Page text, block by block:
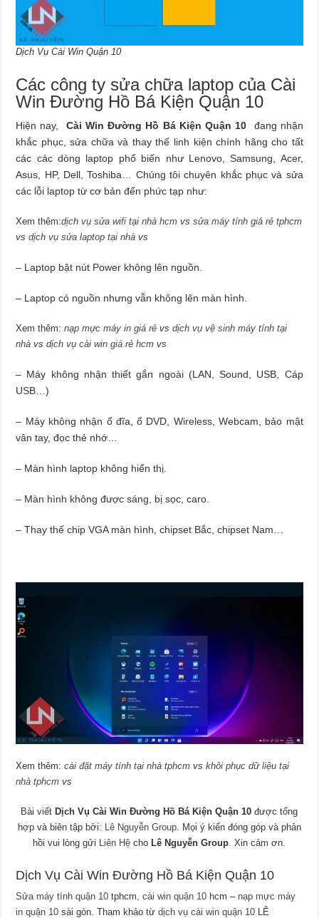
Dịch Vụ Cài Win Quận 10
Các công ty sửa chữa laptop của Cài
Win Đường Hồ Bá Kiện Quận 10
Hiện nay, Cài Win Đường Hồ Bá Kiện Quận 10
đang nhận
khắc phục, sửa chữa và thay thế linh kiện chính hãng cho tất
các các dòng laptop phổ biến như Lenovo, Samsung, Acer,
Asus, HP, Dell, Toshiba… Chúng tôi chuyên khắc phục và sửa
các lỗi laptop từ cơ bản đến phức tạp như:
Xem thêm:dịch vụ sửa wifi tại nhà hcm vssửa máy tính giá rẻ tphcm
vsdịch vụ sửa laptop tại nhà vs
– Laptop bật nút Power không lên nguồn.
– Laptop có nguồn nhưng vẫn không lên màn hình.
Xem thêm:nạp mực máy in giá rẻ vsdịch vụ vệ sinh máy tính tại
nhà vsdịch vụ cài win giá rẻ hcm vs
– Máy không nhận thiết gắn ngoài (LAN, Sound, USB, Cáp
USB…)
– Máy không nhận ổ đĩa, ổ DVD, Wireless, Webcam, bảo mật
vân tay, đọc thẻ nhớ…
– Màn hình laptop không hiển thị.
– Màn hình không được sáng, bị sọc, caro.
– Thay thế chip VGA màn hình, chipset Bắc, chipset Nam…
Xem thêm:cài đặt máy tính tại nhà tphcm vskhôi phục dữ liệu tại
nhà tphcm vs
Bài viết Dịch Vụ Cài Win Đường Hồ Bá Kiện Quận 10 được tổng
hợp và biên tập bởi:
Lê Nguyễn Group. Mọi ý kiến đóng góp và phản
hồi vui lòng gửi
Liên Hệ cho Lê Nguyễn Group . Xin cảm ơn.
Dịch Vụ Cài Win Đường Hồ Bá Kiện Quận 10
Sửa máy tính quận 10 tphcm,cài win quận 10 hcm – nạp mực máy
in quận 10 sài gòn. Tham khảo từdịch vụ cài win quận 10 LÊ